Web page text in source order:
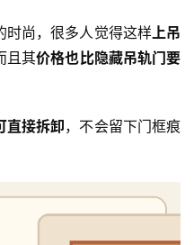
时尚，很多人觉得这样上吊
且其价格也比隐藏吊轨门要
直接拆卸，不会留下门框痕